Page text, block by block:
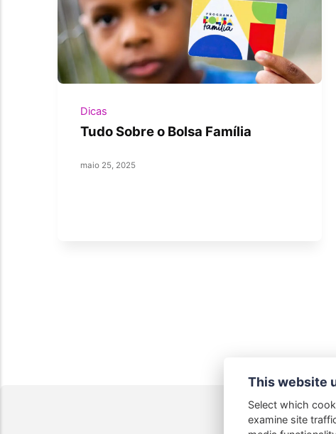
Dicas
Tudo Sobre o Bolsa Família
maio 25, 2025
This website
Select which
examine site